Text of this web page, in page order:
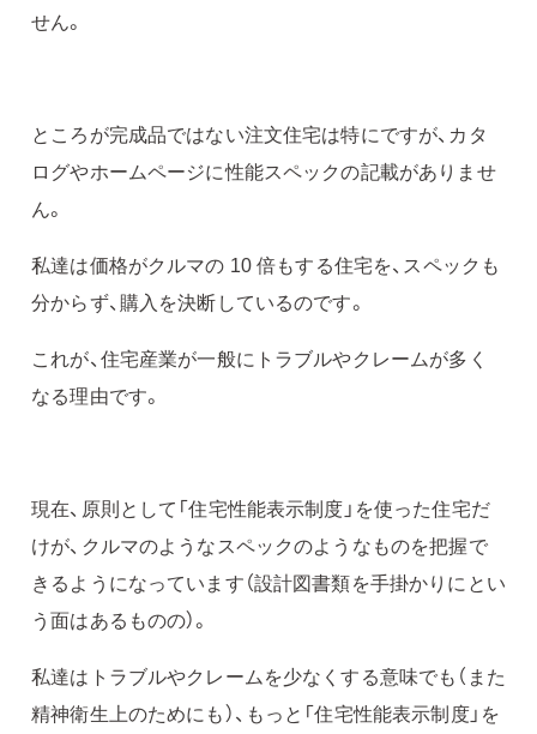
せん。
ところが完成品ではない注文住宅は特にですが、カタ
ログやホームページに性能スペックの記載がありませ
ん。
私達は価格がクルマの 10 倍もする住宅を、スペックも
分からず、購入を決断しているのです。
これが、住宅産業が一般にトラブルやクレームが多く
なる理由です。
現在、原則として「住宅性能表示制度」を使った住宅だ
けが、クルマのようなスペックのようなものを把握で
きるようになっています（設計図書類を手掛かりにとい
う面はあるものの）。
私達はトラブルやクレームを少なくする意味でも（また
精神衛生上のためにも）、もっと「住宅性能表示制度」を